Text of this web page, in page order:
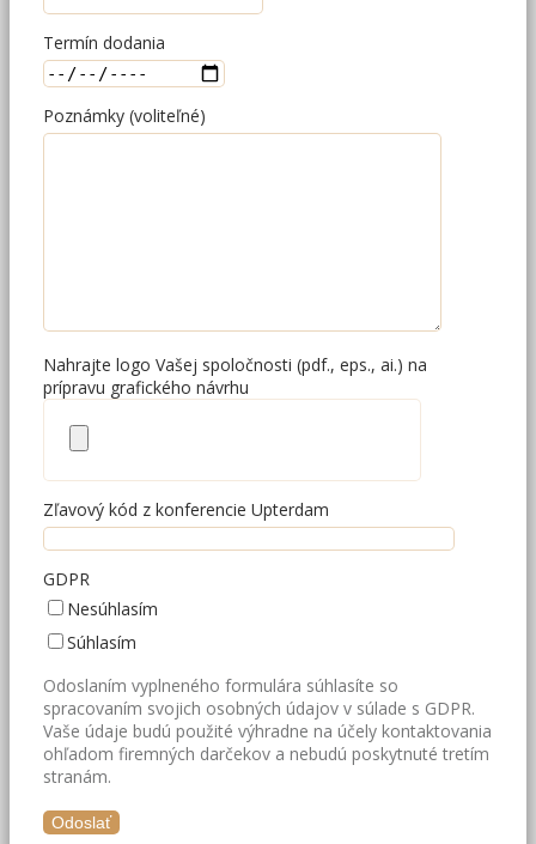
Termín dodania
Poznámky (voliteľné)
Nahrajte logo Vašej spoločnosti (pdf., eps., ai.) na
prípravu grafického návrhu
Zľavový kód z konferencie Upterdam
GDPR
Nesúhlasím
Súhlasím
Odoslaním vyplneného formulára súhlasíte so
spracovaním svojich osobných údajov v súlade s GDPR.
Vaše údaje budú použité výhradne na účely kontaktovania
ohľadom firemných darčekov a nebudú poskytnuté tretím
stranám.